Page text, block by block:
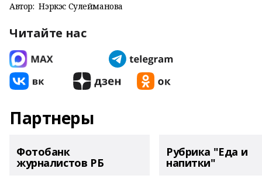
Автор: Нэркэс Сулейманова
Читайте нас
Партнеры
Фотобанк
журналистов РБ
Рубрика "Еда и
напитки"